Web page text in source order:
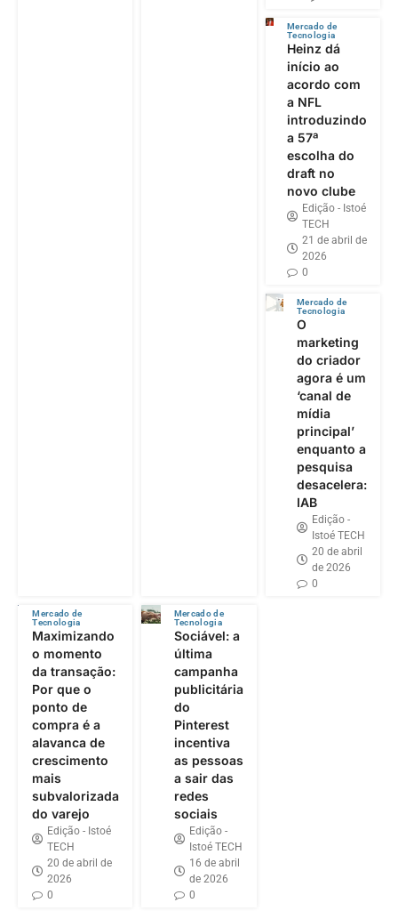
Mercado de
Tecnologia
Heinz dá
início ao
acordo com
a NFL
introduzindo
a 57ª
escolha do
draft no
novo clube
Edição - Istoé
TECH
21 de abril de
2026
0
Mercado de
Tecnologia
O
marketing
do criador
agora é um
‘canal de
mídia
principal’
enquanto a
pesquisa
desacelera:
IAB
Edição -
Istoé TECH
20 de abril
de 2026
0
Mercado de
Tecnologia
Maximizando
o momento
da transação:
Por que o
ponto de
compra é a
alavanca de
crescimento
mais
subvalorizada
do varejo
Edição - Istoé
TECH
20 de abril de
2026
0
Mercado de
Tecnologia
Sociável: a
última
campanha
publicitária
do
Pinterest
incentiva
as pessoas
a sair das
redes
sociais
Edição -
Istoé TECH
16 de abril
de 2026
0